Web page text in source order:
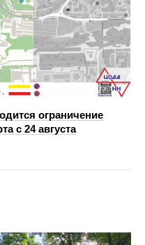
ограничение
с 24 августа